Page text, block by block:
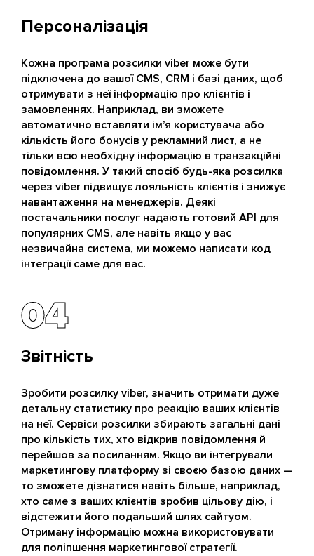
Персоналізація
Кожна програма розсилки viber може бути
підключена до вашої CMS, CRM і базі даних, щоб
отримувати з неї інформацію про клієнтів і
замовленнях. Наприклад, ви зможете
автоматично вставляти ім’я користувача або
кількість його бонусів у рекламний лист, а не
тільки всю необхідну інформацію в транзакційні
повідомлення. У такий спосіб будь-яка розсилка
через viber підвищує лояльність клієнтів і знижує
навантаження на менеджерів. Деякі
постачальники послуг надають готовий API для
популярних CMS, але навіть якщо у вас
незвичайна система, ми можемо написати код
інтеграції саме для вас.
04
04
Звітність
Зробити розсилку viber, значить отримати дуже
детальну статистику про реакцію ваших клієнтів
на неї. Сервіси розсилки збирають загальні дані
про кількість тих, хто відкрив повідомлення й
перейшов за посиланням. Якщо ви інтегрували
маркетингову платформу зі своєю базою даних —
то зможете дізнатися навіть більше, наприклад,
хто саме з ваших клієнтів зробив цільову дію, і
відстежити його подальший шлях сайтуом.
Отриману інформацію можна використовувати
для поліпшення маркетингової стратегії.